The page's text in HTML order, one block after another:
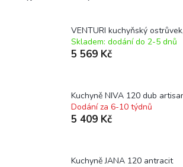
VENTURI kuchyňský
Skladem: dodání do 2-5 dnů
5 569 Kč
Kuchyně NIVA 120 dub
Dodání za 6-10 týdnů
5 409 Kč
Kuchyně JANA 120 antracit